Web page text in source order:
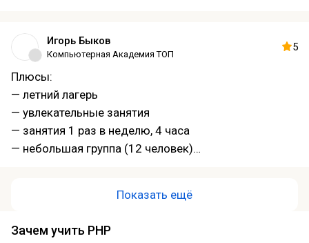
— непонятные критерии оценок
Игорь Быков
Компьютерная Академия ТОП
5
Плюсы:
— летний лагерь
— увлекательные занятия
— занятия 1 раз в неделю, 4 часа
— небольшая группа (12 человек)
— экзамены в конце блока
— мотивационная система (внутренняя валюта и
Показать ещё
Зачем учить PHP